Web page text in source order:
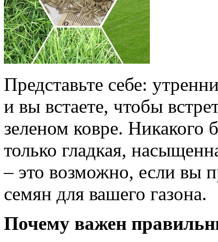
Представьте себе:
и вы встаете, чтобы
зеленом ковре. Никакого
только гладкая,
– это возможно, если вы
семян для вашего газона.
Почему важен